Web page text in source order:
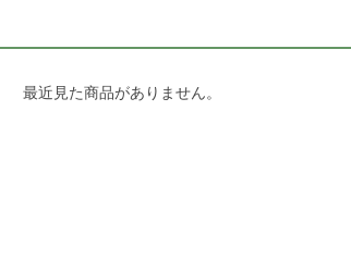
最近見た商品がありません。